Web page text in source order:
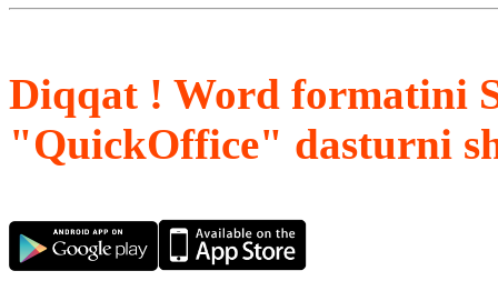
Diqqat ! Word formatini
"QuickOffice" dasturni